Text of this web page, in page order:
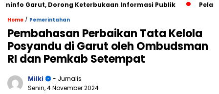
Dorong Keterbukaan Informasi Publik
Pelatihan
Home / Pemerintahan
Pembahasan Perbaikan Tata Kelola
Posyandu di Garut oleh Ombudsman
RI dan Pemkab Setempat
Milki
- Jurnalis
Senin, 4 November 2024